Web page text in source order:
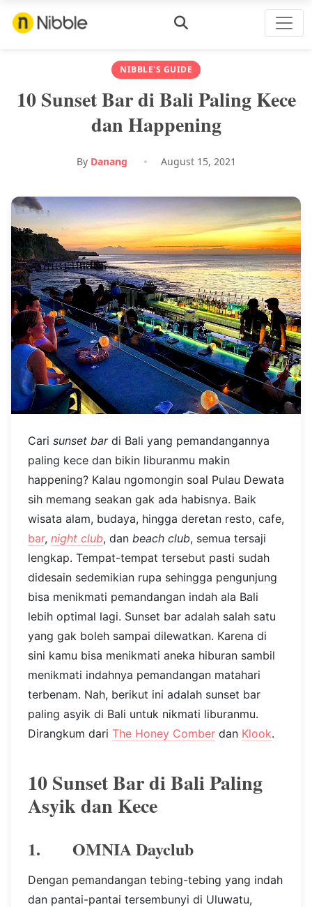
NIBBLE'S GUIDE
10 Sunset Bar di Bali Paling Kece
dan Happening
By Danang August 15, 2021
Cari sunset bardi Bali yang pemandangannya
paling kece dan bikin liburanmu makin
happening? Kalau ngomongin soal Pulau Dewata
sih memang seakan gak ada habisnya. Baik
wisata alam, budaya, hingga deretan resto, cafe,
bar, night club, dan beach club, semua tersaji
lengkap. Tempat-tempat tersebut pasti sudah
didesain sedemikian rupa sehingga pengunjung
bisa menikmati pemandangan indah ala Bali
lebih optimal lagi. Sunset bar adalah salah satu
yang gak boleh sampai dilewatkan. Karena di
sini kamu bisa menikmati aneka hiburan sambil
menikmati indahnya pemandangan matahari
terbenam. Nah, berikut ini adalah sunset bar
paling asyik di Bali untuk nikmati liburanmu.
Dirangkum dari The Honey Comber dan Klook.
10 Sunset Bar di Bali Paling
Asyik dan Kece
1. OMNIA Dayclub
Dengan pemandangan tebing-tebing yang indah
dan pantai-pantai tersembunyi di Uluwatu,